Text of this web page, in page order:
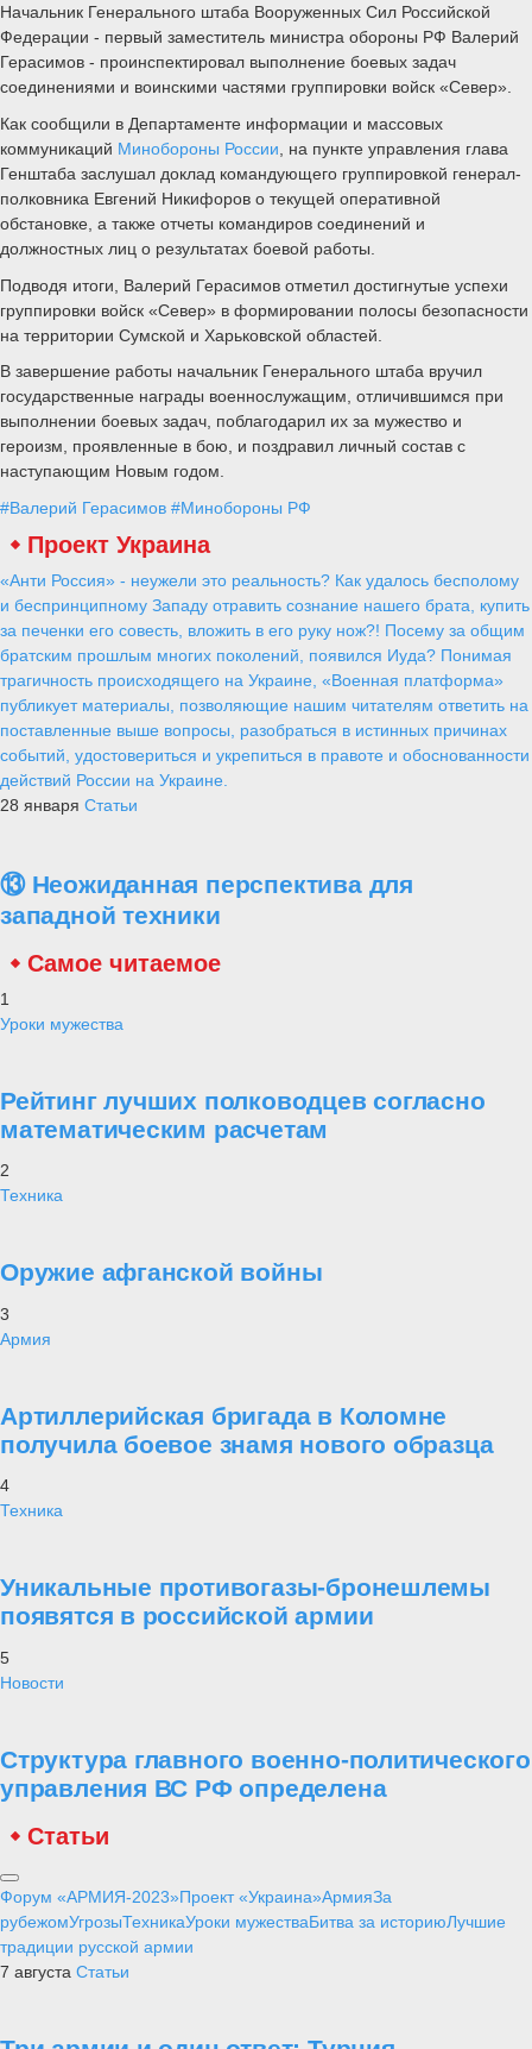
Начальник Генерального штаба Вооруженных Сил Российской
Федерации - первый заместитель министра обороны РФ Валерий
Герасимов - проинспектировал выполнение боевых задач
соединениями и воинскими частями группировки войск «Север».
Как сообщили в Департаменте информации и массовых
коммуникаций Минобороны России , на пункте управления глава
Генштаба заслушал доклад командующего группировкой генерал-
полковника Евгений Никифоров о текущей оперативной
обстановке, а также отчеты командиров соединений и
должностных лиц о результатах боевой работы.
Подводя итоги, Валерий Герасимов отметил достигнутые успехи
группировки войск «Север» в формировании полосы безопасности
на территории Сумской и Харьковской областей.
В завершение работы начальник Генерального штаба вручил
государственные награды военнослужащим, отличившимся при
выполнении боевых задач, поблагодарил их за мужество и
героизм, проявленные в бою, и поздравил личный состав с
наступающим Новым годом.
#Валерий Герасимов #Минобороны РФ
Проект Украина
«Анти Россия» - неужели это реальность? Как удалось бесполому
и беспринципному Западу отравить сознание нашего брата, купить
за печенки его совесть, вложить в его руку нож?! Посему за общим
братским прошлым многих поколений, появился Иуда? Понимая
трагичность происходящего на Украине, «Военная платформа»
публикует материалы, позволяющие нашим читателям ответить на
поставленные выше вопросы, разобраться в истинных причинах
событий, удостовериться и укрепиться в правоте и обоснованности
действий России на Украине.
28 января Статьи
⑬ Неожиданная перспектива для
западной техники
Самое читаемое
1
Уроки мужества
Рейтинг лучших полководцев согласно
математическим расчетам
2
Техника
Оружие афганской войны
3
Армия
Артиллерийская бригада в Коломне
получила боевое знамя нового образца
4
Техника
Уникальные противогазы-бронешлемы
появятся в российской армии
5
Новости
Структура главного военно-политического
управления ВС РФ определена
Статьи
Форум «АРМИЯ-2023»Проект «Украина»АрмияЗа
рубежомУгрозыТехникаУроки мужестваБитва за историюЛучшие
традиции русской армии
7 августа Статьи